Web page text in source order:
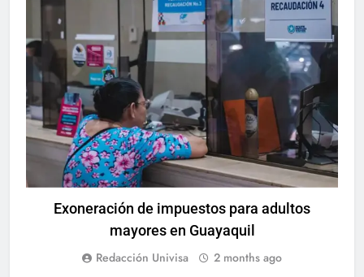
Exoneración de impuestos para adultos
mayores en Guayaquil
Redacción Univisa 2 months ago